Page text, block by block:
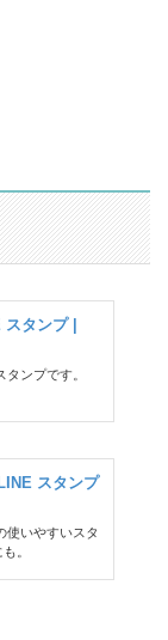
タンプ |
ンプです。
スタンプ
使いやすいスタ
。